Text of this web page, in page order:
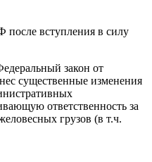
вступления в силу
закон от
существенные изменения
ответственность за
грузов (в т.ч.